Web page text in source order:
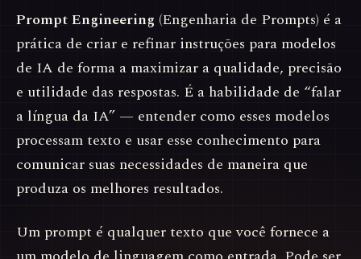
Prompt Engineering (Engenharia de Prompts) é a
prática de criar e refinar instruções para modelos
de IA de forma a maximizar a qualidade, precisão
e utilidade das respostas. É a habilidade de “falar
a língua da IA” — entender como esses modelos
processam texto e usar esse conhecimento para
comunicar suas necessidades de maneira que
produza os melhores resultados.
Um prompt é qualquer texto que você fornece a